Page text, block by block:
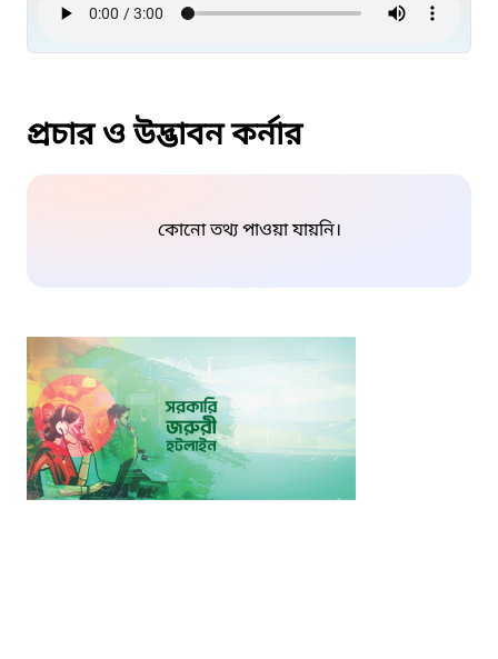
প্রচার ও উদ্ভাবন কর্নার
কোনো তথ্য পাওয়া যায়নি।